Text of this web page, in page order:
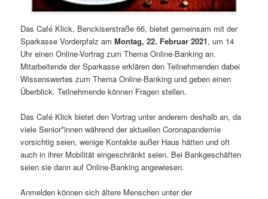
Das Café Klick, Benckiserstraße 66, bietet gemeinsam mit der
Sparkasse Vorderpfalz amMontag, 22. Februar 2021, um 14
Uhr einen Online-Vortrag zum Thema Online-Banking an.
Mitarbeitende der Sparkasse erklären den Teilnehmenden dabei
Wissenswertes zum Thema Online-Banking und geben einen
Überblick. Teilnehmende können Fragen stellen.
Das Café Klick bietet den Vortrag unter anderem deshalb an, da
viele Senior*innen während der aktuellen Coronapandemie
vorsichtig seien, wenige Kontakte außer Haus hätten und oft
auch in ihrer Mobilität eingeschränkt seien. Bei Bankgeschäften
seien sie dann auf Online-Banking angewiesen.
Anmelden können sich ältere Menschen unter der